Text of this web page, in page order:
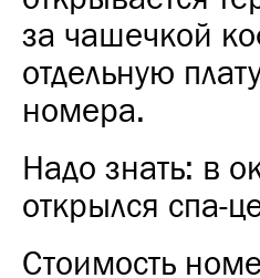
за чашечкой
отдельную
номера.
Надо знать: в
открылся спа-
Стоимость